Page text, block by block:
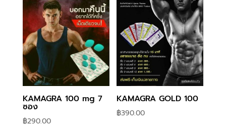
KAMAGRA 100 mg 7
ซอง
฿290.00
KAMAGRA GOLD 100
฿390.00